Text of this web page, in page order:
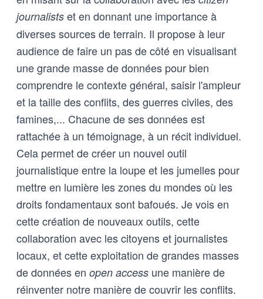
journalists et en donnant une importance à
diverses sources de terrain. Il propose à leur
audience de faire un pas de côté en visualisant
une grande masse de données pour bien
comprendre le contexte général, saisir l'ampleur
et la taille des conflits, des guerres civiles, des
famines,... Chacune de ses données est
rattachée à un témoignage, à un récit individuel.
Cela permet de créer un nouvel outil
journalistique entre la loupe et les jumelles pour
mettre en lumière les zones du mondes où les
droits fondamentaux sont bafoués. Je vois en
cette création de nouveaux outils, cette
collaboration avec les citoyens et journalistes
locaux, et cette exploitation de grandes masses
de données en open access une manière de
réinventer notre manière de couvrir les conflits.